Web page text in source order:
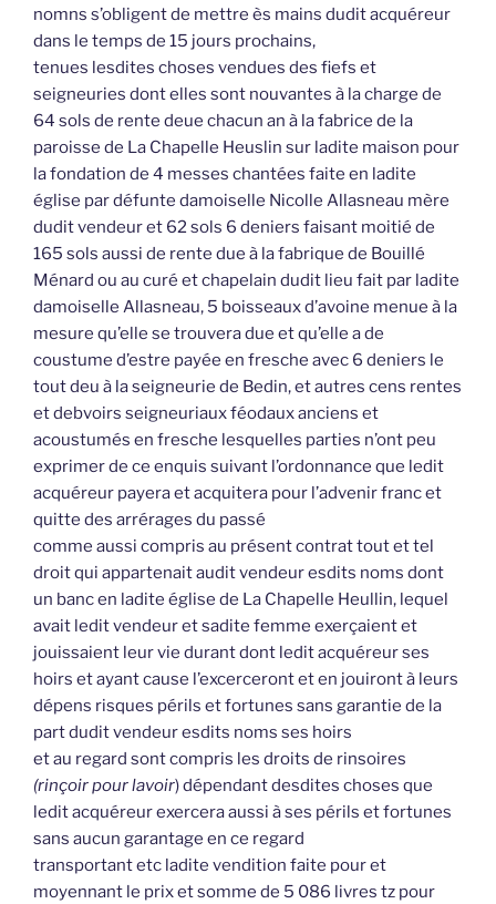
nomns s’obligent de mettre ès mains dudit acquéreur
dans le temps de 15 jours prochains,
tenues lesdites choses vendues des fiefs et
seigneuries dont elles sont nouvantes à la charge de
64 sols de rente deue chacun an à la fabrice de la
paroisse de La Chapelle Heuslin sur ladite maison pour
la fondation de 4 messes chantées faite en ladite
église par défunte damoiselle Nicolle Allasneau mère
dudit vendeur et 62 sols 6 deniers faisant moitié de
165 sols aussi de rente due à la fabrique de Bouillé
Ménard ou au curé et chapelain dudit lieu fait par ladite
damoiselle Allasneau, 5 boisseaux d’avoine menue à la
mesure qu’elle se trouvera due et qu’elle a de
coustume d’estre payée en fresche avec 6 deniers le
tout deu à la seigneurie de Bedin, et autres cens rentes
et debvoirs seigneuriaux féodaux anciens et
acoustumés en fresche lesquelles parties n’ont peu
exprimer de ce enquis suivant l’ordonnance que ledit
acquéreur payera et acquitera pour l’advenir franc et
quitte des arrérages du passé
comme aussi compris au présent contrat tout et tel
droit qui appartenait audit vendeur esdits noms dont
un banc en ladite église de La Chapelle Heullin, lequel
avait ledit vendeur et sadite femme exerçaient et
jouissaient leur vie durant dont ledit acquéreur ses
hoirs et ayant cause l’excerceront et en jouiront à leurs
dépens risques périls et fortunes sans garantie de la
part dudit vendeur esdits noms ses hoirs
et au regard sont compris les droits de rinsoires
(rinçoir pour lavoir) dépendant desdites choses que
ledit acquéreur exercera aussi à ses périls et fortunes
sans aucun garantage en ce regard
transportant etc ladite vendition faite pour et
moyennant le prix et somme de 5 086 livres tz pour